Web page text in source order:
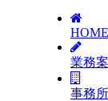
HOME
業務
事務